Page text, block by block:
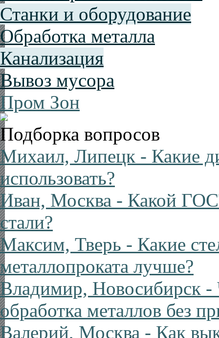
Станки и оборудование
Обработка металла
Канализация
Вывоз мусора
Пром Зон
Подборка вопросов
Михаил, Липецк - Какие
использовать?
Иван, Москва - Какой
стали?
Максим, Тверь - Какие
металлопроката лучше?
Владимир, Новосибирск -
обработка металлов без
Валерий, Москва - Как